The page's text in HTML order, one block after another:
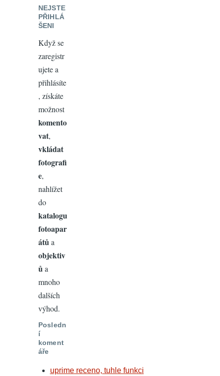
NEJSTE
PŘIHLÁ
ŠENI
Když se
zaregistr
ujete a
přihlásíte
, získáte
možnost
komento
vat,
vkládat
fotografi
e,
nahlížet
do
katalogu
fotoapar
átů a
objektiv
ů a
mnoho
dalších
výhod.
Posledn
í
koment
áře
uprime receno, tuhle funkci